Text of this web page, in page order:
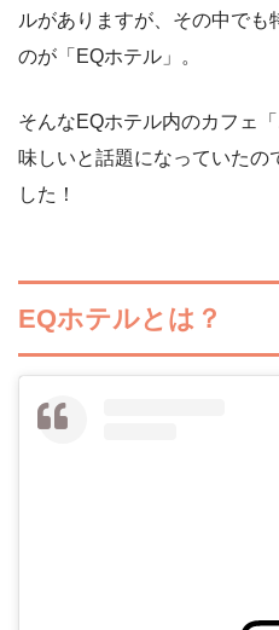
ルがありますが、その中でも
のが「EQホテル」。
そんなEQホテル内のカフェ
味しいと話題になっていたの
した！
EQホテルとは？